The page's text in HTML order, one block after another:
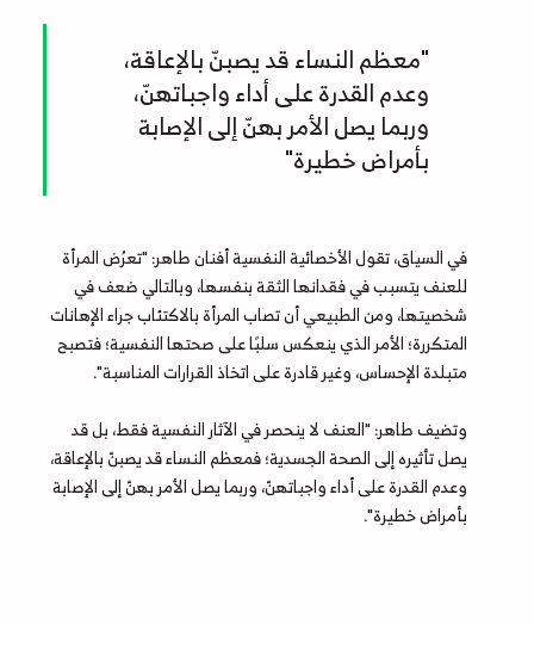
"معظم النساء قد يصبنّ بالإعاقة،
وعدم القدرة على أداء واجباتهنّ،
وربما يصل الأمر بهنّ إلى الإصابة
بأمراض خطيرة"
في السياق، تقول الأخصائية النفسية أفنان طاهر: "تعرُض المرأة
للعنف يتسبب في فقدانها الثقة بنفسها، وبالتالي ضعف في
شخصيتها، ومن الطبيعي أن تصاب المرأة بالاكتئاب جراء الإهانات
المتكررة؛ الأمر الذي ينعكس سلبًا على صحتها النفسية؛ فتصبح
متبلدة الإحساس، وغير قادرة على اتخاذ القرارات المناسبة".
وتضيف طاهر: "العنف لا ينحصر في الآثار النفسية فقط، بل قد
يصل تأثيره إلى الصحة الجسدية؛ فمعظم النساء قد يصبنّ بالإعاقة،
وعدم القدرة على أداء واجباتهنّ، وربما يصل الأمر بهنّ إلى الإصابة
بأمراض خطيرة".